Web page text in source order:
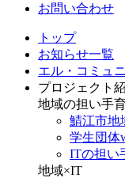
お問い合わせ
トップ
お知らせ一覧
エル・コミュ
プロジェクト
地域の担い手
鯖江市地
学生団体
ITの担い
地域×IT